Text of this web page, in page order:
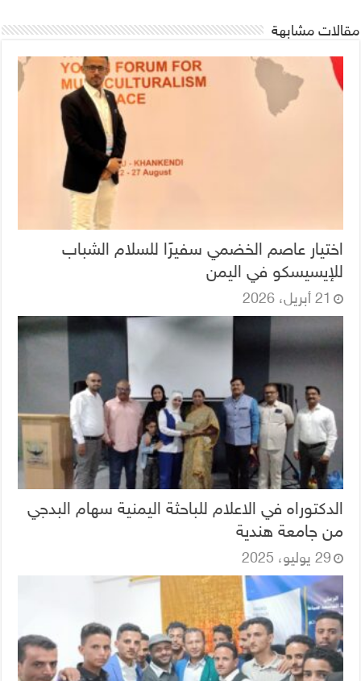
مقالات مشابهة
اختيار عاصم الخضمي سفيرًا للسلام الشباب
للإيسيسكو في اليمن
21 أبريل، 2026
الدكتوراه في الاعلام للباحثة اليمنية سهام البدجي
من جامعة هندية
29 يوليو، 2025